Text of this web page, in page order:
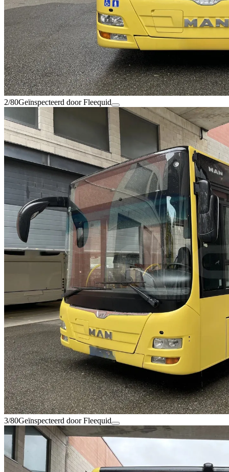
2/80Geïnspecteerd door Fleequid
3/80Geïnspecteerd door Fleequid